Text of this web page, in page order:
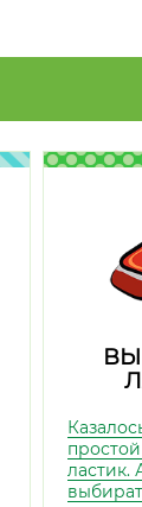
ластик.